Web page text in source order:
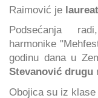
Raimović je
Podsećanja
harmonike
godinu dana u
Stevanović drugu
Obojica su iz